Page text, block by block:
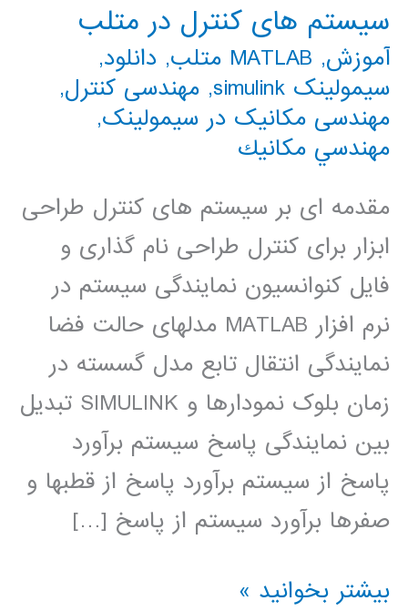
سیستم های کنترل در متلب
آموزش, MATLAB متلب , دانلود,
سیمولینک simulink
, مهندسی کنترل,
مهندسی مکانیک در سیمولینک,
مهندسي مكانيك
مقدمه ای بر سیستم های کنترل طراحی
ابزار برای کنترل طراحی نام گذاری و
فایل کنوانسیون نمایندگی سیستم در
نرم افزار MATLAB مدلهای حالت فضا
نمایندگی انتقال تابع مدل گسسته در
زمان بلوک نمودارها و SIMULINK تبدیل
بین نمایندگی پاسخ سیستم برآورد
پاسخ از سیستم برآورد پاسخ از قطبها و
صفرها برآورد سیستم از پاسخ […]
سیستم
بیشتر بخوانید »